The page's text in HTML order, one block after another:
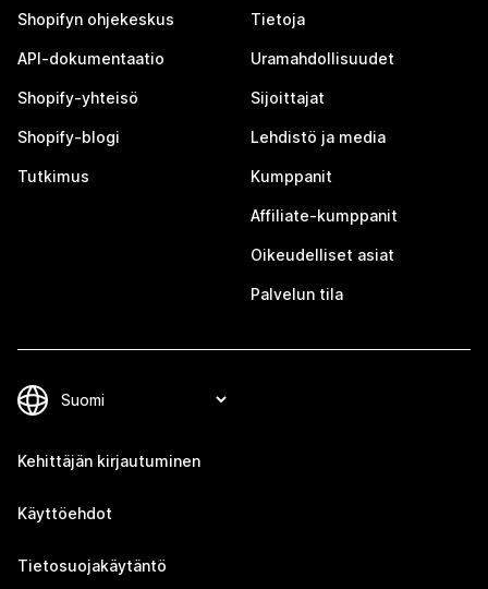
Shopifyn ohjekeskus
API-dokumentaatio
Shopify-yhteisö
Shopify-blogi
Tutkimus
Tietoja
Uramahdollisuudet
Sijoittajat
Lehdistö ja media
Kumppanit
Affiliate-kumppanit
Oikeudelliset asiat
Palvelun tila
Kehittäjän kirjautuminen
Käyttöehdot
Tietosuojakäytäntö